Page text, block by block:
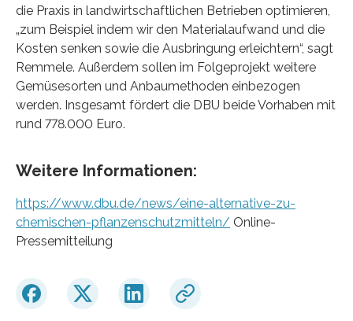
die Praxis in landwirtschaftlichen Betrieben optimieren,
„zum Beispiel indem wir den Materialaufwand und die
Kosten senken sowie die Ausbringung erleichtern“, sagt
Remmele. Außerdem sollen im Folgeprojekt weitere
Gemüsesorten und Anbaumethoden einbezogen
werden. Insgesamt fördert die DBU beide Vorhaben mit
rund 778.000 Euro.
Weitere Informationen:
https://www.dbu.de/news/eine-alternative-zu-
chemischen-pflanzenschutzmitteln/ Online-
Pressemitteilung